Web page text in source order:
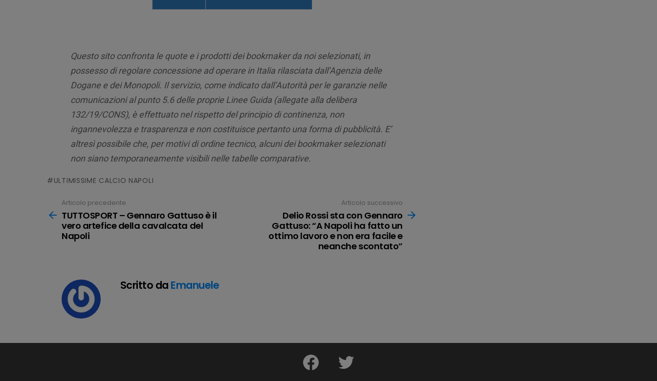
Questo sito confronta le quote e i prodotti dei bookmaker da noi selezionati, in
possesso di regolare concessione ad operare in Italia rilasciata dall’Agenzia delle
Dogane e dei Monopoli. Il servizio, come indicato dall’Autorità per le garanzie nelle
comunicazioni al punto 5.6 delle proprie Linee Guida (allegate alla delibera
132/19/CONS), è effettuato nel rispetto del principio di continenza, non
ingannevolezza e trasparenza e non costituisce pertanto una forma di pubblicità. E’
altresì possibile che, per motivi di ordine tecnico, alcuni dei bookmaker selezionati
non siano temporaneamente visibili nelle tabelle comparative.
ULTIMISSIME CALCIO NAPOLI
Leggi
tutto
Articolo precedente
TUTTOSPORT – Gennaro Gattuso è il
vero artefice della cavalcata del
Napoli
Articolo successivo
Delio Rossi sta con Gennaro
Gattuso: “A Napoli ha fatto un
ottimo lavoro e non era facile e
neanche scontato”
Scritto da Emanuele
facebook twitter